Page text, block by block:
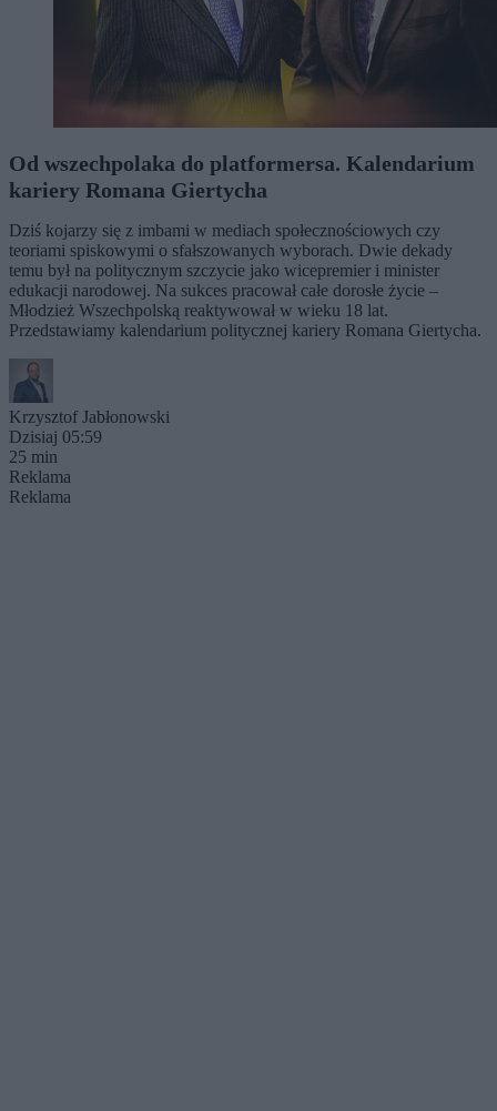
Od wszechpolaka do platformersa. Kalendarium
kariery Romana Giertycha
Dziś kojarzy się z imbami w mediach społecznościowych czy
teoriami spiskowymi o sfałszowanych wyborach. Dwie dekady
temu był na politycznym szczycie jako wicepremier i minister
edukacji narodowej. Na sukces pracował całe dorosłe życie –
Młodzież Wszechpolską reaktywował w wieku 18 lat.
Przedstawiamy kalendarium politycznej kariery Romana Giertycha.
Krzysztof Jabłonowski
Dzisiaj 05:59
25 min
Reklama
Reklama